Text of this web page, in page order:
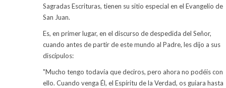
Sagradas Escrituras, tienen su sitio especial en el Evangelio de
San Juan.
Es, en primer lugar, en el discurso de despedida del Señor,
cuando antes de partir de este mundo al Padre, les dijo a sus
discípulos:
"Mucho tengo todavía que deciros, pero ahora no podéis con
ello. Cuando venga Él, el Espíritu de la Verdad, os guiara hasta